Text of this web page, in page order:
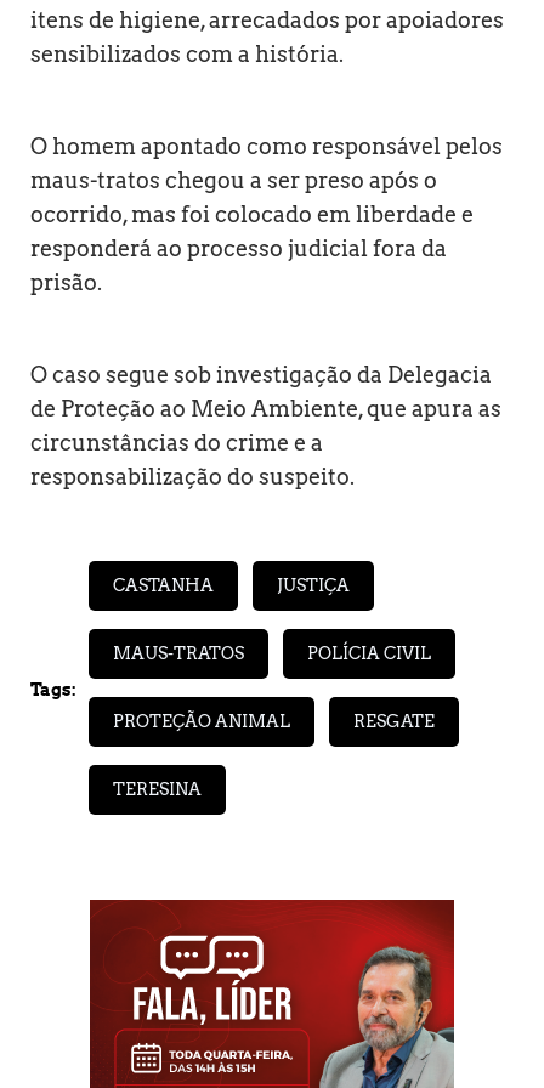
itens de higiene, arrecadados por apoiadores
sensibilizados com a história.
O homem apontado como responsável pelos
maus-tratos chegou a ser preso após o
ocorrido, mas foi colocado em liberdade e
responderá ao processo judicial fora da
prisão.
O caso segue sob investigação da Delegacia
de Proteção ao Meio Ambiente, que apura as
circunstâncias do crime e a
responsabilização do suspeito.
Tags:
CASTANHA JUSTIÇA
MAUS-TRATOS POLÍCIA CIVIL
PROTEÇÃO ANIMAL RESGATE
TERESINA